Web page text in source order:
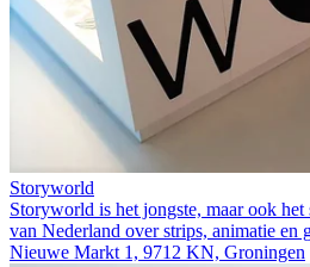
Storyworld
Storyworld is het jongste, maar ook het
van Nederland over strips, animatie en
Nieuwe Markt 1, 9712 KN, Groningen